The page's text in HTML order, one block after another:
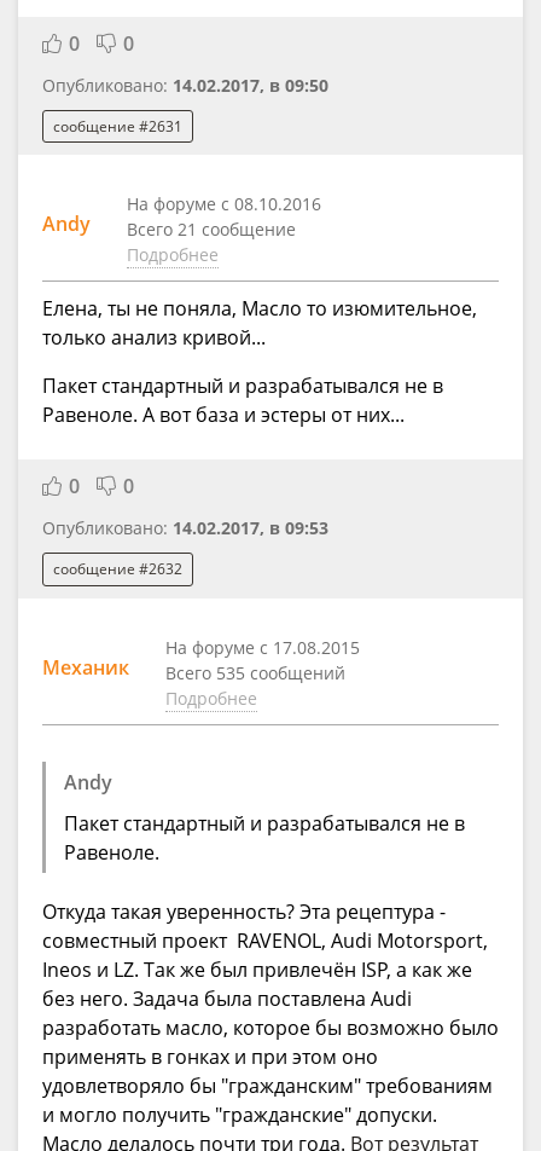
0 0
Опубликовано: 14.02.2017, в 09:50
сообщение #2631
Andy
На форуме с 08.10.2016
Всего 21 сообщение
Подробнее
Елена, ты не поняла, Масло то изюмительное,
только анализ кривой...
Пакет стандартный и разрабатывался не в
Равеноле. А вот база и эстеры от них...
0 0
Опубликовано: 14.02.2017, в 09:53
сообщение #2632
Механик
На форуме с 17.08.2015
Всего 535 сообщений
Подробнее
Andy
Пакет стандартный и разрабатывался не в
Равеноле.
Откуда такая уверенность? Эта рецептура -
совместный проект RAVENOL, Audi Motorsport,
Ineos и LZ. Так же был привлечён ISP, а как же
без него. Задача была поставлена Audi
разработать масло, которое бы возможно было
применять в гонках и при этом оно
удовлетворяло бы "гражданским" требованиям
и могло получить "гражданские" допуски.
Масло делалось почти три года. Вот результат